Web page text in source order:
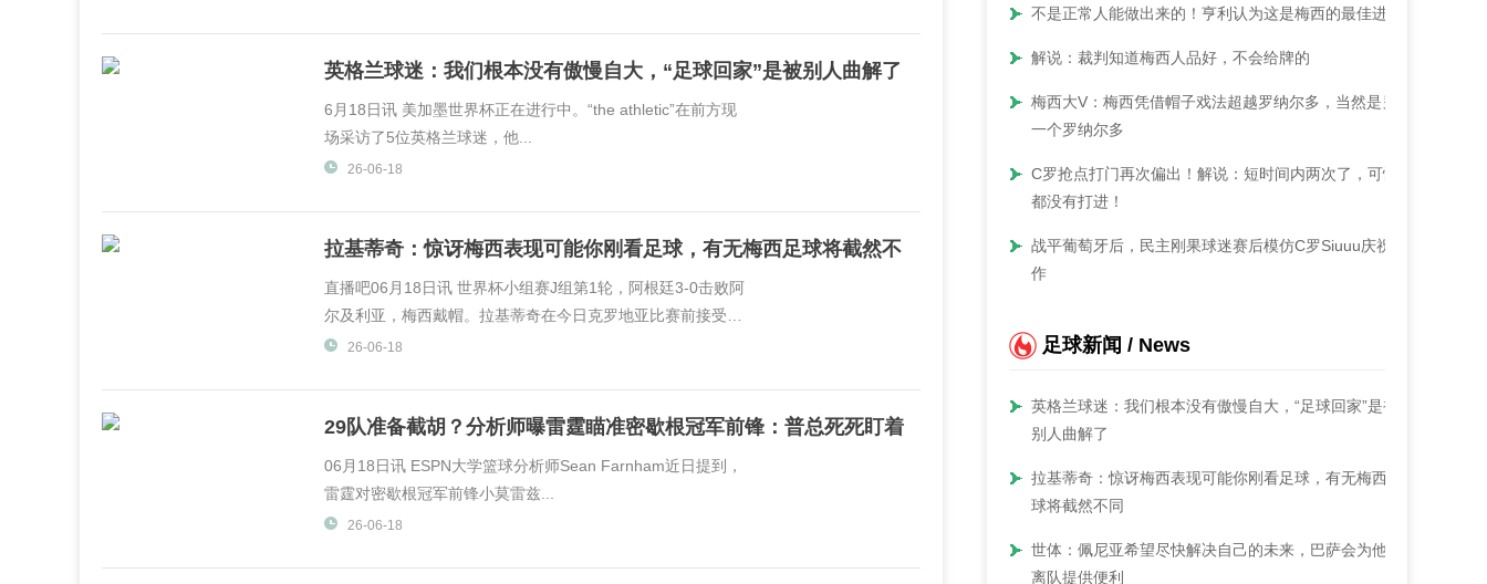
英格兰球迷：我们根本没有傲慢自大，“足球回家”是被别人曲解了
6月18日讯 美加墨世界杯正在进行中。“the athletic”在前方现
场采访了5位英格兰球迷，他...
26-06-18
拉基蒂奇：惊讶梅西表现可能你刚看足球，有无梅西足球将截然不
同
直播吧06月18日讯 世界杯小组赛J组第1轮，阿根廷3-0击败阿
尔及利亚，梅西戴帽。拉基蒂奇在今日克罗地亚比赛前接受了
DAZN采访，谈到了梅西。拉基蒂奇说道：“如果你对梅西的表
26-06-18
29队准备截胡？分析师曝雷霆瞄准密歇根冠军前锋：普总死死盯着
他
06月18日讯 ESPN大学篮球分析师Sean Farnham近日提到，
雷霆对密歇根冠军前锋小莫雷兹...
26-06-18
不是正常人能做出来的！亨利认为这是梅西的最佳进球
解说：裁判知道梅西人品好，不会给牌的
梅西大V：梅西凭借帽子戏法超越罗纳尔多，当然是另
一个罗纳尔多
C罗抢点打门再次偏出！解说：短时间内两次了，可惜
都没有打进！
战平葡萄牙后，民主刚果球迷赛后模仿C罗Siuuu庆祝动
作
足球新闻 / News
英格兰球迷：我们根本没有傲慢自大，“足球回家”是被
别人曲解了
拉基蒂奇：惊讶梅西表现可能你刚看足球，有无梅西足
球将截然不同
世体：佩尼亚希望尽快解决自己的未来，巴萨会为他的
离队提供便利